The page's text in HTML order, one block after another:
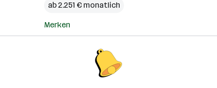
ab 2.251 € monatlich
Merken